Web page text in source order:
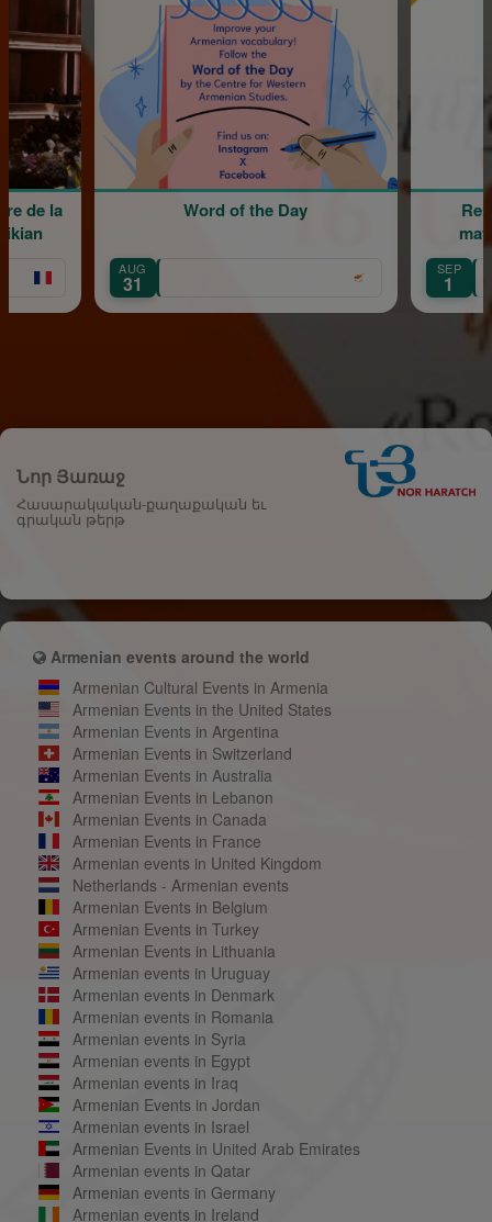
Word of the Day
Rentrée
Île-de-
Նոր Յառաջ
Հասարակական-քաղաքական եւ
գրական թերթ
Armenian events around the world
Armenian Cultural Events in Armenia
Armenian Events in the United States
Armenian Events in Argentina
Armenian Events in Switzerland
Armenian Events in Australia
Armenian Events in Lebanon
Armenian Events in Canada
Armenian Events in France
Armenian events in United Kingdom
Netherlands - Armenian events
Armenian Events in Belgium
Armenian Events in Turkey
Armenian Events in Lithuania
Armenian events in Uruguay
Armenian events in Denmark
Armenian events in Romania
Armenian events in Syria
Armenian events in Egypt
Armenian events in Iraq
Armenian Events in Jordan
Armenian events in Israel
Armenian Events in United Arab Emirates
Armenian events in Qatar
Armenian events in Germany
Armenian events in Ireland